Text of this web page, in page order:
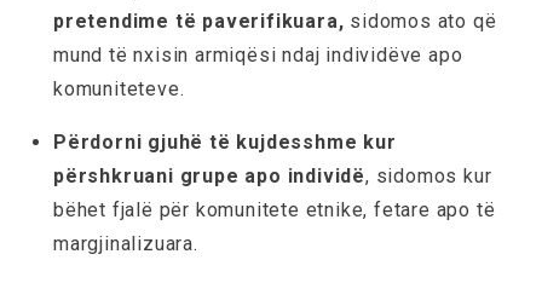
pretendime të paverifikuara, sidomos ato që
mund të nxisin armiqësi ndaj individëve apo
komuniteteve.
Përdorni gjuhë të kujdesshme kur
përshkruani grupe apo individë, sidomos kur
bëhet fjalë për komunitete etnike, fetare apo të
margjinalizuara.